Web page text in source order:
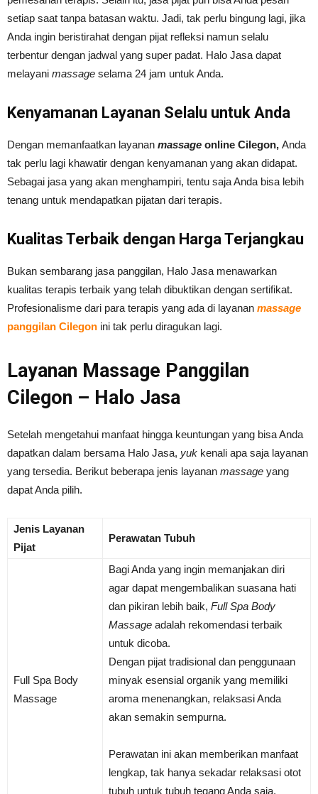
setiap saat tanpa batasan waktu. Jadi, tak perlu bingung lagi, jika
Anda ingin beristirahat dengan pijat refleksi namun selalu
terbentur dengan jadwal yang super padat. Halo Jasa dapat
melayani massage selama 24 jam untuk Anda.
Kenyamanan Layanan Selalu untuk Anda
Dengan memanfaatkan layanan massage online Cilegon, Anda
tak perlu lagi khawatir dengan kenyamanan yang akan didapat.
Sebagai jasa yang akan menghampiri, tentu saja Anda bisa lebih
tenang untuk mendapatkan pijatan dari terapis.
Kualitas Terbaik dengan Harga Terjangkau
Bukan sembarang jasa panggilan, Halo Jasa menawarkan
kualitas terapis terbaik yang telah dibuktikan dengan sertifikat.
Profesionalisme dari para terapis yang ada di layanan massage
panggilan Cilegon ini tak perlu diragukan lagi.
Layanan Massage Panggilan
Cilegon – Halo Jasa
Setelah mengetahui manfaat hingga keuntungan yang bisa Anda
dapatkan dalam bersama Halo Jasa, yuk kenali apa saja layanan
yang tersedia. Berikut beberapa jenis layanan massage yang
dapat Anda pilih.
Jenis Layanan
Pijat
Perawatan Tubuh
Full Spa Body
Massage
Bagi Anda yang ingin memanjakan diri
agar dapat mengembalikan suasana hati
dan pikiran lebih baik, Full Spa Body
Massage adalah rekomendasi terbaik
untuk dicoba.
Dengan pijat tradisional dan penggunaan
minyak esensial organik yang memiliki
aroma menenangkan, relaksasi Anda
akan semakin sempurna.
Perawatan ini akan memberikan manfaat
lengkap, tak hanya sekadar relaksasi otot
tubuh untuk tubuh tegang Anda saja,